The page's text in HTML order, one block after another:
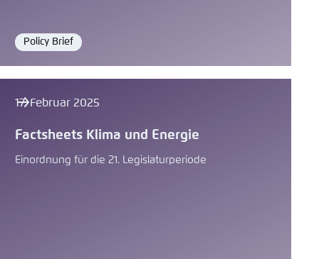
Format
Policy Brief
17. Februar 2025
Factsheets Klima und Energie
Einordnung für die 21. Legislaturperiode